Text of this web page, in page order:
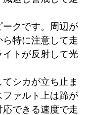
ークです。周辺が
特に注意して走
トが反射して光
シカが立ち止ま
ァルト上は蹄が
できる速度で走